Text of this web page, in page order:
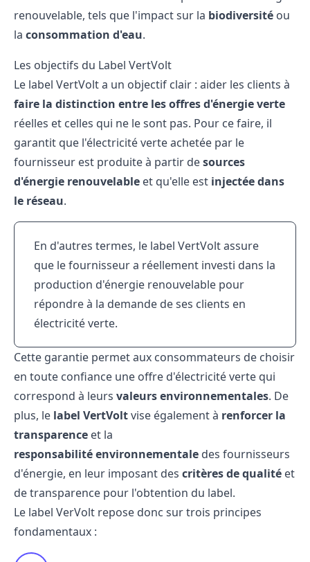
renouvelable, tels que l'impact sur la biodiversité ou
la consommation d'eau.
Les objectifs du Label VertVolt
Le label VertVolt a un objectif clair : aider les clients à
faire la distinction entre les offres d'énergie verte
réelles et celles qui ne le sont pas. Pour ce faire, il
garantit que l'électricité verte achetée par le
fournisseur est produite à partir desources
d'énergie renouvelable et qu'elle est injectée dans
le réseau.
En d'autres termes, le label VertVolt assure
que le fournisseur a réellement investi dans la
production d'énergie renouvelable pour
répondre à la demande de ses clients en
électricité verte.
Cette garantie permet aux consommateurs de choisir
en toute confiance une offre d'électricité verte qui
correspond à leurs valeurs environnementales. De
plus, le label VertVoltvise également à renforcer la
transparence et la
responsabilitéenvironnementale des fournisseurs
d'énergie, en leur imposant des critèresde qualité et
de transparence pour l'obtention du label.
Le label VerVolt repose donc sur trois principes
fondamentaux :